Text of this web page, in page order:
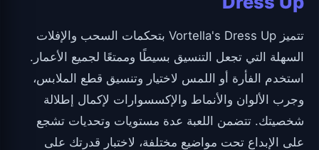
تتميز Vortella's Dress Up بتحكمات السحب والإفلات
السهلة التي تجعل التنسيق بسيطًا وممتعًا لجميع الأعمار.
استخدم الفأرة أو اللمس لاختيار وتنسيق قطع الملابس،
وجرب الألوان والأنماط والإكسسوارات لإكمال إطلالة
شخصيتك. تتضمن اللعبة عدة مستويات وتحديات تشجع
على الإبداع تحت مواضيع مختلفة، لاختبار قدرتك على